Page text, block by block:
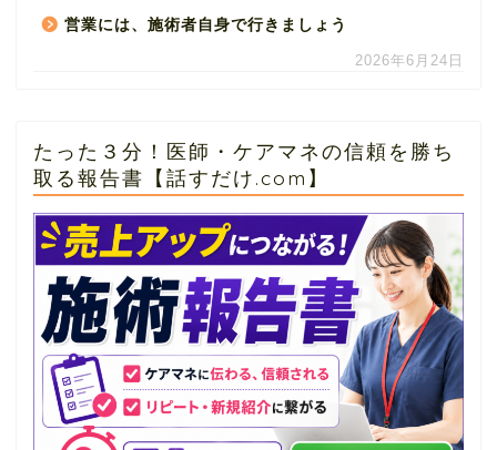
営業には、施術者自身で行きましょう
2026年6月24日
たった３分！医師・ケアマネの信頼を勝ち
取る報告書【話すだけ.com】